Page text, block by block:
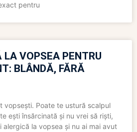
pentru
VOPSEA PENTRU
BLÂNDĂ, FĂRĂ
vopsești. Poate te ustură scalpul
ești însărcinată și nu vrei să riști,
alergică la vopsea și nu ai mai avut